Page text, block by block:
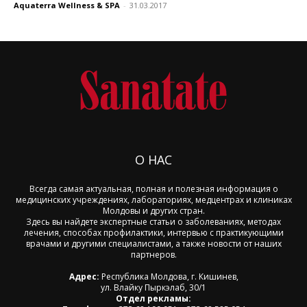
Aquaterra Wellness & SPA - 31.03.2017
О НАС
Всегда самая актуальная, полная и полезная информация о
медицинских учреждениях, лабораториях, медцентрах и клиниках
Молдовы и других стран.
Здесь вы найдете экспертные статьи о заболеваниях, методах
лечения, способах профилактики, интервью с практикующими
врачами и другими специалистами, а также новости от наших
партнеров.
Адрес: Республика Молдова, г. Кишинев,
ул. Влайку Пыркэлаб, 30/1
Отдел рекламы: